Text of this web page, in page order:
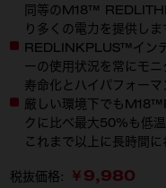
同等のM18™
り多くの電力を提供しま
REDLINKPLUS™イン
ーの使用状況を常にモ
寿命化とハイパフォー
厳しい環境下でも
クに比べ最大50%も低
これまで以上に長時間
税抜価格: ￥9,980